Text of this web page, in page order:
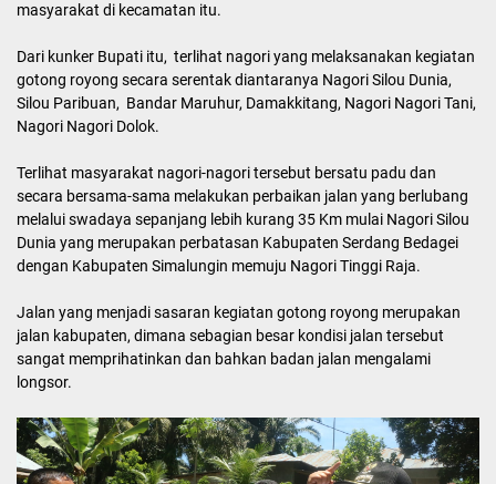
masyarakat di kecamatan itu.
Dari kunker Bupati itu, terlihat nagori yang melaksanakan kegiatan
gotong royong secara serentak diantaranya Nagori Silou Dunia,
Silou Paribuan, Bandar Maruhur, Damakkitang, Nagori Nagori Tani,
Nagori Nagori Dolok.
Terlihat masyarakat nagori-nagori tersebut bersatu padu dan
secara bersama-sama melakukan perbaikan jalan yang berlubang
melalui swadaya sepanjang lebih kurang 35 Km mulai Nagori Silou
Dunia yang merupakan perbatasan Kabupaten Serdang Bedagei
dengan Kabupaten Simalungin memuju Nagori Tinggi Raja.
Jalan yang menjadi sasaran kegiatan gotong royong merupakan
jalan kabupaten, dimana sebagian besar kondisi jalan tersebut
sangat memprihatinkan dan bahkan badan jalan mengalami
longsor.